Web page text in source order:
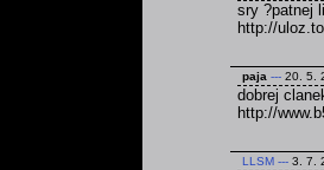
sry ?patnej
http://
paja --- 20. 5.
dobrej
http://
LLSM --- 3. 7.